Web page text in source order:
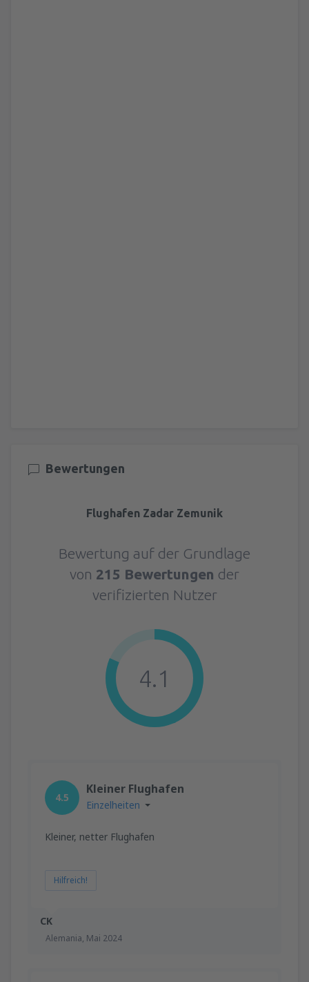
Bewertungen
Flughafen Zadar Zemunik
Bewertung auf der Grundlage
von 215 Bewertungen der
verifizierten Nutzer
4.1
CK
Alemania, Mai 2024
4.5
Kleiner Flughafen
Einzelheiten
Kleiner, netter Flughafen
Hilfreich!